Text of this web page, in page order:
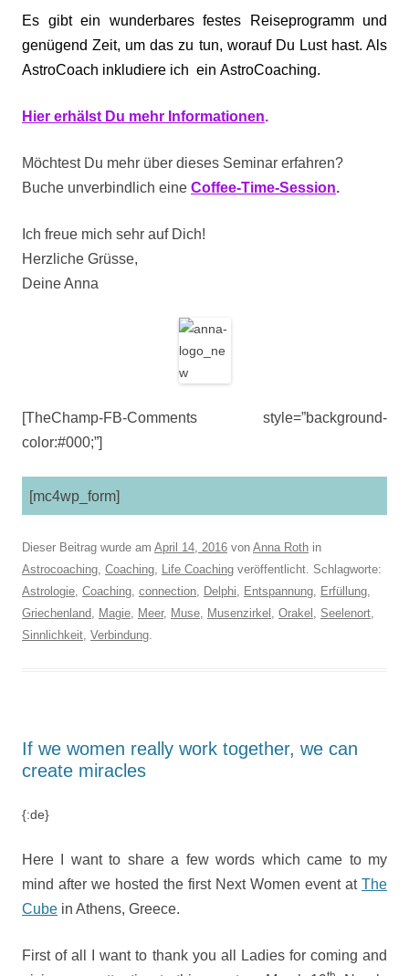
Es gibt ein wunderbares festes Reiseprogramm und
genügend Zeit, um das zu tun, worauf Du Lust hast. Als
AstroCoach inkludiere ich ein AstroCoaching.
Hier erhälst Du mehr Informationen.
Möchtest Du mehr über dieses Seminar erfahren?
Buche unverbindlich eine Coffee-Time-Session.
Ich freue mich sehr auf Dich!
Herzliche Grüsse,
Deine Anna
[TheChamp-FB-Comments style=”background-
color:#000;”]
[mc4wp_form]
Dieser Beitrag wurde am April 14, 2016 von Anna Roth in
Astrocoaching, Coaching, Life Coaching veröffentlicht. Schlagworte:
Astrologie, Coaching, connection, Delphi, Entspannung, Erfüllung,
Griechenland, Magie, Meer, Muse, Musenzirkel , Orakel , Seelenort,
Sinnlichkeit, Verbindung.
If we women really work together, we can
create miracles
{:de}
Here I want to share a few words which came to my
mind after we hosted the first Next Women event at The
Cube in Athens, Greece.
First of all I want to thank you all Ladies for coming and